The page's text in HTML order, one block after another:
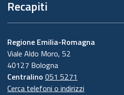
Recapiti
Regione Emilia-Romagna
Viale Aldo Moro, 52
40127 Bologna
Centralino 051 5271
Cerca telefoni o indirizzi